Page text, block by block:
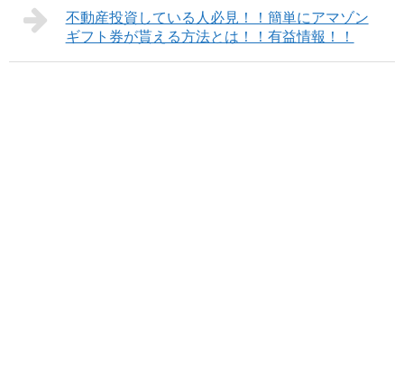
不動産投資している人必見！！簡単にアマゾン
ギフト券が貰える方法とは！！有益情報！！